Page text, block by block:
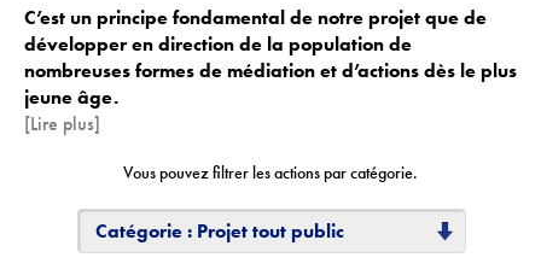
ACTIONS CULTURELLES
Les actions de la saison
Les actions passées
CINÉMA
C’est un principe fondamental de notre projet que de
développer en direction de la population de
nombreuses formes de médiation et d’actions dès le plus
jeune âge.
[Lire plus]
Vous pouvez filtrer les actions par catégorie.
Catégorie : Projet tout public